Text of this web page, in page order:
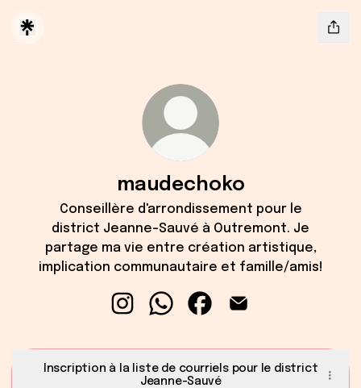
maudechoko
Conseillère d'arrondissement pour le
district Jeanne-Sauvé à Outremont. Je
partage ma vie entre création artistique,
implication communautaire et famille/amis!
Inscription à la liste de courriels pour le district
Jeanne-Sauvé